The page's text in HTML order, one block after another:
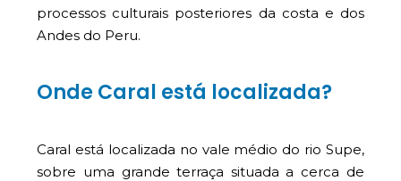
processos culturais posteriores da costa e dos
Andes do Peru.
Onde Caral está localizada?
Caral está localizada no vale médio do rio Supe,
sobre uma grande terraça situada a cerca de